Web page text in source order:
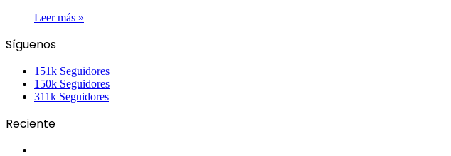
Leer más »
Síguenos
151k Seguidores
150k Seguidores
311k Seguidores
Reciente